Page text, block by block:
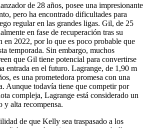
de 28 años, posee una impresionante
pero ha encontrado dificultades para
regular en las grandes ligas. Gil, de 25
en fase de recuperación tras su
en 2022, por lo que es poco probable que
temporada. Sin embargo, muchos
que Gil tiene potencial para convertirse
entrada en el futuro. Lagrange, de 1,90 m
es una prometedora promesa con una
Aunque todavía tiene que competir por
compleja, Lagrange está considerado un
y alta recompensa.
de que Kelly sea traspasado a los